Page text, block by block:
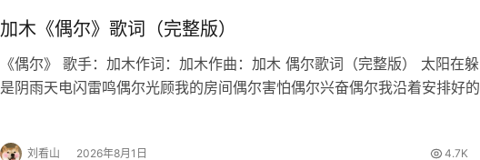
加木《偶尔》歌词（完整版）
《偶尔》 歌手：加木作词：加木作曲：加木 偶尔歌词（完整版） 太阳在
是阴雨天电闪雷鸣偶尔光顾我的房间偶尔害怕偶尔兴奋偶尔我沿着安排好
刘看山 2026年8月1日 4.7K